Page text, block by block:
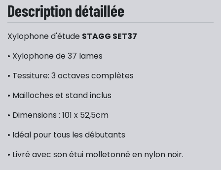
Description détaillée
Xylophone d'étude STAGG SET37
• Xylophone de 37 lames
• Tessiture: 3 octaves complètes
• Mailloches et stand inclus
• Dimensions : 101 x 52,5cm
• Idéal pour tous les débutants
• Livré avec son étui molletonné en nylon noir.